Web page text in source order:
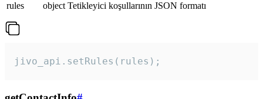
rules
object Tetikleyici koşullarının JSON formatı
jivo_api.setRules(rules);